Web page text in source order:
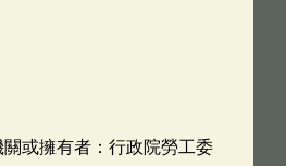
或擁有者：行政院勞工委